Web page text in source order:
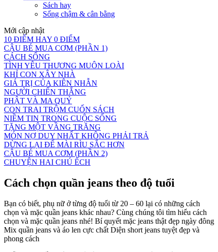
Sách hay
Sống chậm & cân bằng
Mới cập nhật
10 ĐIỂM HAY 0 ĐIỂM
CẬU BÉ MUA CƠM (PHẦN 1)
CÁCH SỐNG
TÌNH YÊU THƯƠNG MUÔN LOÀI
KHỈ CON XÂY NHÀ
GIÁ TRỊ CỦA KIÊN NHẪN
NGƯỜI CHIẾN THẮNG
PHẬT VÀ MA QUỶ
CON TRAI TRỘM CUỐN SÁCH
NIỀM TIN TRONG CUỘC SỐNG
TẶNG MỘT VẦNG TRĂNG
MÓN NỢ DUY NHẤT KHÔNG PHẢI TRẢ
DỪNG LẠI ĐỂ MÀI RÌU SẮC HƠN
CẬU BÉ MUA CƠM (PHẦN 2)
CHUYỆN HAI CHÚ ẾCH
Cách chọn quần jeans theo độ tuổi
Bạn có biết, phụ nữ ở từng độ tuổi từ 20 – 60 lại có những cách
chọn và mặc quần jeans khác nhau? Cùng chúng tôi tìm hiểu cách
chọn và mặc quần jeans nhé! Bí quyết mặc jeans thật đẹp ngày đông
Mix quần jeans và áo len cực chất Diện short jeans tuyệt đẹp và
phong cách